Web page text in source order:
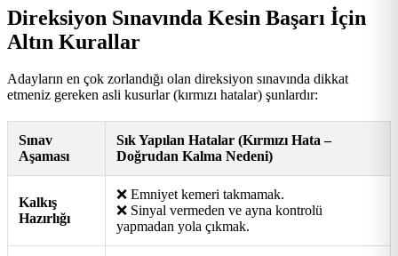
Direksiyon Sınavında Kesin Başarı İçin
Altın Kurallar
Adayların en çok zorlandığı olan direksiyon sınavında dikkat
etmeniz gereken asli kusurlar (kırmızı hatalar) şunlardır:
Sınav
Aşaması
Sık Yapılan Hatalar (Kırmızı Hata –
Doğrudan Kalma Nedeni)
Kalkış
Hazırlığı
❌ Emniyet kemeri takmamak.
❌ Sinyal vermeden ve ayna kontrolü
yapmadan yola çıkmak.